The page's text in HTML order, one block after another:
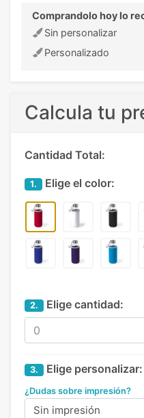
Comprandolo hoy lo
Sin personalizar
Personalizado
Calcula tu
Cantidad Total:
1. Elige el color:
2. Elige cantidad:
3. Elige personalizar:
¿Dudas sobre impresión?
Sin impresión